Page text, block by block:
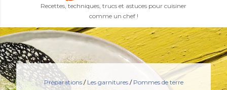
Recettes, techniques, trucs et astuces pour cuisiner
comme un chef !
Préparations/ Les garnitures/ Pommes de terre